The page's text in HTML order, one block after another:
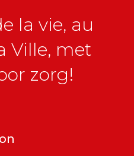
la vie, au
Ville, met
zorg!